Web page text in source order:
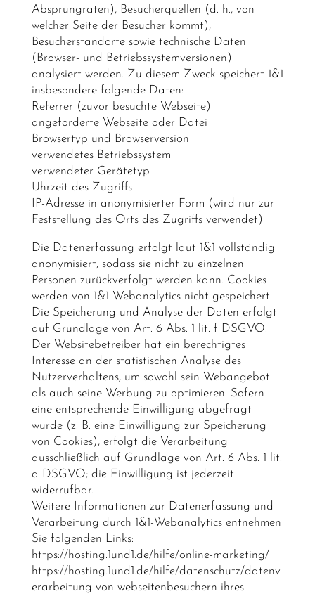
Absprungraten), Besucherquellen (d. h., von
welcher Seite der Besucher kommt),
Besucherstandorte sowie technische Daten
(Browser- und Betriebssystemversionen)
analysiert werden. Zu diesem Zweck speichert 1&1
insbesondere folgende Daten:
Referrer (zuvor besuchte Webseite)
angeforderte Webseite oder Datei
Browsertyp und Browserversion
verwendetes Betriebssystem
verwendeter Gerätetyp
Uhrzeit des Zugriffs
IP-Adresse in anonymisierter Form (wird nur zur
Feststellung des Orts des Zugriffs verwendet)
Die Datenerfassung erfolgt laut 1&1 vollständig
anonymisiert, sodass sie nicht zu einzelnen
Personen zurückverfolgt werden kann. Cookies
werden von 1&1-Webanalytics nicht gespeichert.
Die Speicherung und Analyse der Daten erfolgt
auf Grundlage von Art. 6 Abs. 1 lit. f DSGVO.
Der Websitebetreiber hat ein berechtigtes
Interesse an der statistischen Analyse des
Nutzerverhaltens, um sowohl sein Webangebot
als auch seine Werbung zu optimieren. Sofern
eine entsprechende Einwilligung abgefragt
wurde (z. B. eine Einwilligung zur Speicherung
von Cookies), erfolgt die Verarbeitung
ausschließlich auf Grundlage von Art. 6 Abs. 1 lit.
a DSGVO; die Einwilligung ist jederzeit
widerrufbar.
Weitere Informationen zur Datenerfassung und
Verarbeitung durch 1&1-Webanalytics entnehmen
Sie folgenden Links:
https://hosting.1und1.de/hilfe/online-marketing/
https://hosting.1und1.de/hilfe/datenschutz/datenv
erarbeitung-von-webseitenbesuchern-ihres-